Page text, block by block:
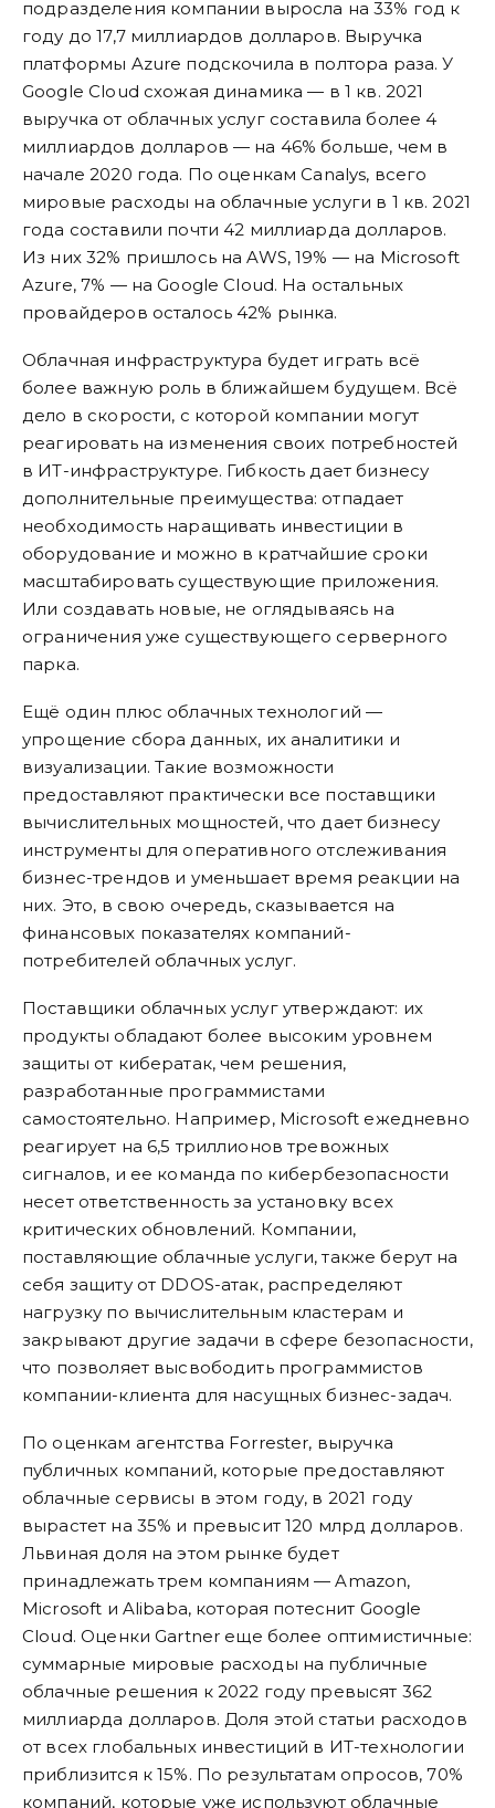
подразделения компании выросла на 33% год к
году до 17,7 миллиардов долларов. Выручка
платформы Azure подскочила в полтора раза. У
Google Cloud схожая динамика — в 1 кв. 2021
выручка от облачных услуг составила более 4
миллиардов долларов — на 46% больше, чем в
начале 2020 года. По оценкам Canalys, всего
мировые расходы на облачные услуги в 1 кв. 2021
года составили почти 42 миллиарда долларов.
Из них 32% пришлось на AWS, 19% — на Microsoft
Azure, 7% — на Google Cloud. На остальных
провайдеров осталось 42% рынка.
Облачная инфраструктура будет играть всё
более важную роль в ближайшем будущем. Всё
дело в скорости, с которой компании могут
реагировать на изменения своих потребностей
в ИТ-инфраструктуре. Гибкость дает бизнесу
дополнительные преимущества: отпадает
необходимость наращивать инвестиции в
оборудование и можно в кратчайшие сроки
масштабировать существующие приложения.
Или создавать новые, не оглядываясь на
ограничения уже существующего серверного
парка.
Ещё один плюс облачных технологий —
упрощение сбора данных, их аналитики и
визуализации. Такие возможности
предоставляют практически все поставщики
вычислительных мощностей, что дает бизнесу
инструменты для оперативного отслеживания
бизнес-трендов и уменьшает время реакции на
них. Это, в свою очередь, сказывается на
финансовых показателях компаний-
потребителей облачных услуг.
Поставщики облачных услуг утверждают: их
продукты обладают более высоким уровнем
защиты от кибератак, чем решения,
разработанные программистами
самостоятельно. Например, Microsoft ежедневно
реагирует на 6,5 триллионов тревожных
сигналов, и ее команда по кибербезопасности
несет ответственность за установку всех
критических обновлений. Компании,
поставляющие облачные услуги, также берут на
себя защиту от DDOS-атак, распределяют
нагрузку по вычислительным кластерам и
закрывают другие задачи в сфере безопасности,
что позволяет высвободить программистов
компании-клиента для насущных бизнес-задач.
По оценкам агентства Forrester, выручка
публичных компаний, которые предоставляют
облачные сервисы в этом году, в 2021 году
вырастет на 35% и превысит 120 млрд долларов.
Львиная доля на этом рынке будет
принадлежать трем компаниям — Amazon,
Microsoft и Alibaba, которая потеснит Google
Сloud. Оценки Gartner еще более оптимистичные:
суммарные мировые расходы на публичные
облачные решения к 2022 году превысят 362
миллиарда долларов. Доля этой статьи расходов
от всех глобальных инвестиций в ИТ-технологии
приблизится к 15%. По результатам опросов, 70%
компаний, которые уже используют облачные